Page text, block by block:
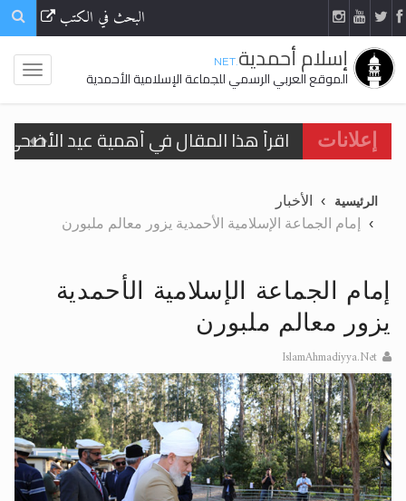
البحث في الكتب
إسلام أحمدية.NET
الموقع العربي الرسمي للجماعة الإسلامية الأحمدية
إعلانات
اقرأ هذا المقال في أهمية عيد
تعميم هامّ لأفراد الجماعة >> المزيد
اقرأ هذا الكتاب وتعرّف على حقيقة
الحجّ.. دلالات، حِكم، وأهداف >> المزيد
اقرأ هذا المقال في أهمية عيد
الرئيسية
الأخبار
إمام الجماعة الإسلامية الأحمدية يزور معالم ملبورن
إمام الجماعة الإسلامية الأحمدية
يزور معالم ملبورن
IslamAhmadiyya.Net